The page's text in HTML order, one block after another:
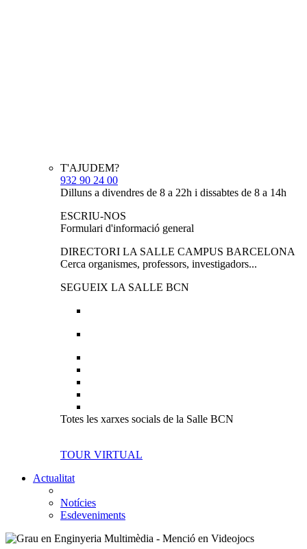
T'AJUDEM?
932 90 24 00
Dilluns a divendres de 8 a 22h i dissabtes de 8 a 14h
ESCRIU-NOS
Formulari d'informació general
DIRECTORI LA SALLE CAMPUS BARCELONA
Cerca organismes, professors, investigadors...
SEGUEIX LA SALLE BCN
Totes les xarxes socials de la Salle BCN
TOUR VIRTUAL
Actualitat
Notícies
Esdeveniments